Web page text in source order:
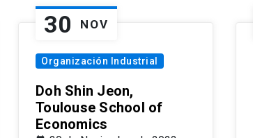
30 NOV
Organización Industrial
Doh Shin Jeon,
Toulouse School of
Economics